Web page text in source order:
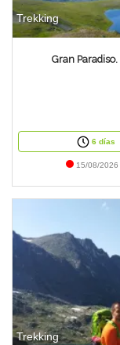
Trekking
Gran
6 días
15/08/2026
Trekking